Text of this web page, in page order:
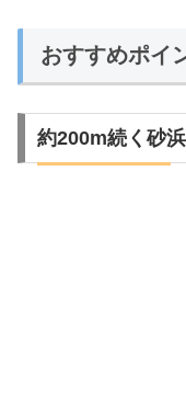
おすすめポイ
約200m続く砂浜